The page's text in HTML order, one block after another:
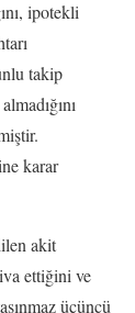
ipotekli
takip
karar
akit
ettiğini ve
üçüncü